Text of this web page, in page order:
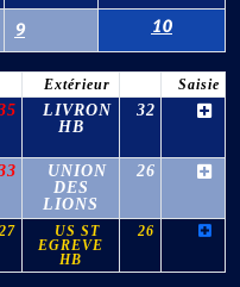
9 10
Extérieur Saisie
LIVRON
HB
32
UNION
DES
LIONS
26
27
US ST
EGREVE
HB
26